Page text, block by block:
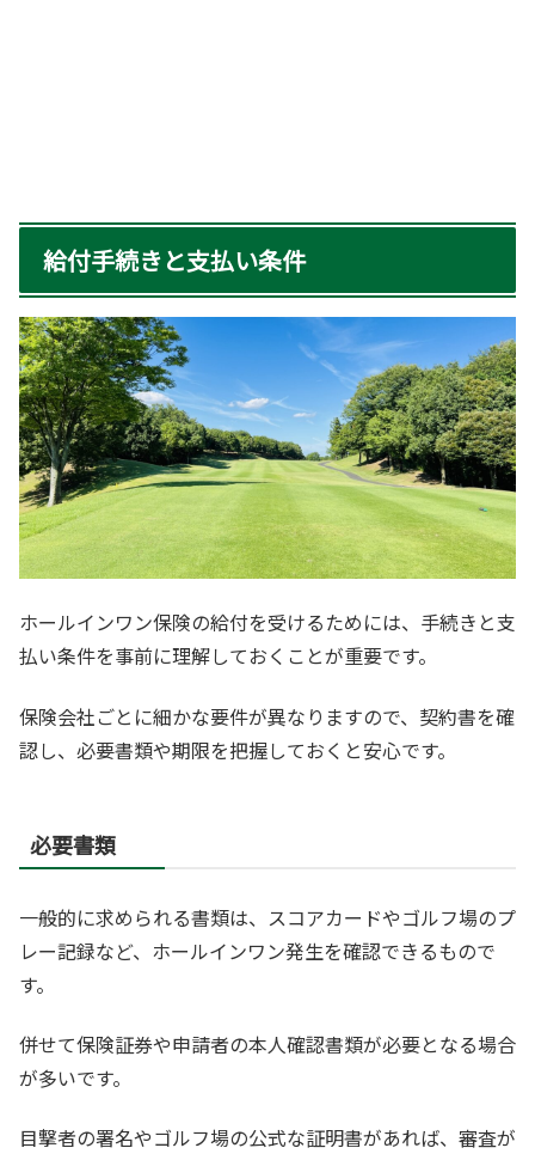
給付手続きと支払い条件
ホールインワン保険の給付を受けるためには、手続きと支
払い条件を事前に理解しておくことが重要です。
保険会社ごとに細かな要件が異なりますので、契約書を確
認し、必要書類や期限を把握しておくと安心です。
必要書類
一般的に求められる書類は、スコアカードやゴルフ場のプ
レー記録など、ホールインワン発生を確認できるもので
す。
併せて保険証券や申請者の本人確認書類が必要となる場合
が多いです。
目撃者の署名やゴルフ場の公式な証明書があれば、審査が